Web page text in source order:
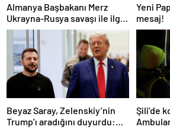
Almanya Başbakanı Merz
Ukrayna-Rusya savaşı ile ilgili
konuştu: “Top Moskova’nın
sahasında”
Yeni
mesaj!
Beyaz Saray, Zelenskiy’nin
Trump’ı aradığını duyurdu:
Şili’de